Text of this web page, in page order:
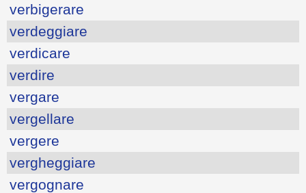
verbigerare
verdeggiare
verdicare
verdire
vergare
vergellare
vergere
vergheggiare
vergognare